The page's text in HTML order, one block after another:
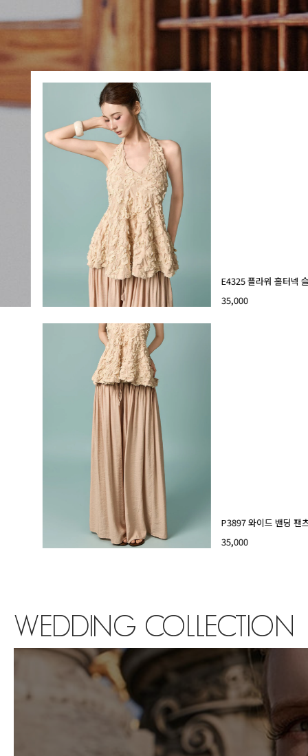
E4325 플라워 홀터넥
35,000
P3897 와이드 밴딩 팬
35,000
WEDDING COLLECTION